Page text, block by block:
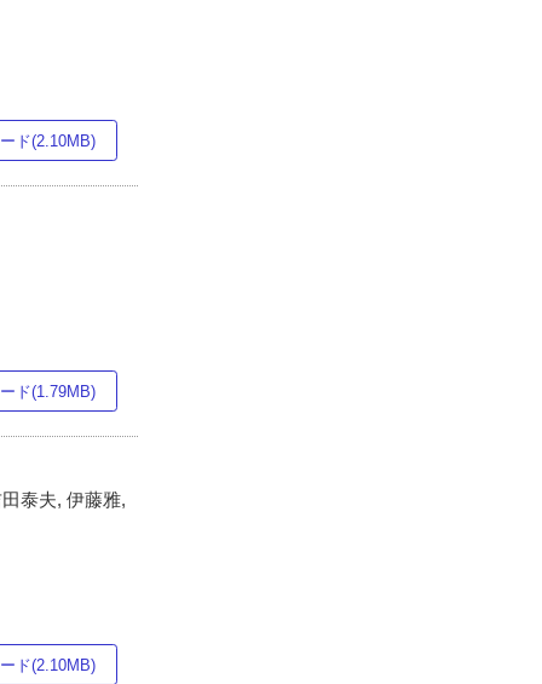
ド(2.10MB)
ド(1.79MB)
泰夫, 伊藤雅,
ド(2.10MB)